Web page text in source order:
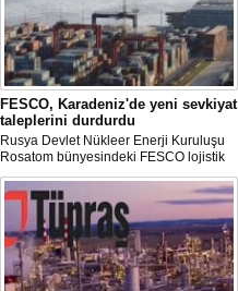
FESCO, Karadeniz'de yeni sevkiyat
taleplerini durdurdu
Rusya Devlet Nükleer Enerji Kuruluşu
Rosatom bünyesindeki FESCO lojistik
şirketi, Karadeniz üzerinden yapılacak
sevkiyatlara ilişkin yeni taleplerin
kabulünü geçici olarak durdurdu.